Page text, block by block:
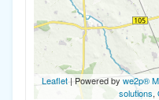
Leaflet| Powered by we2p®
solutions,